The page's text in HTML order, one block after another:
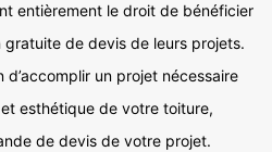
entièrement le droit de bénéficier
de devis de leurs projets.
d’accomplir un projet nécessaire
esthétique de votre toiture,
de devis de votre projet.